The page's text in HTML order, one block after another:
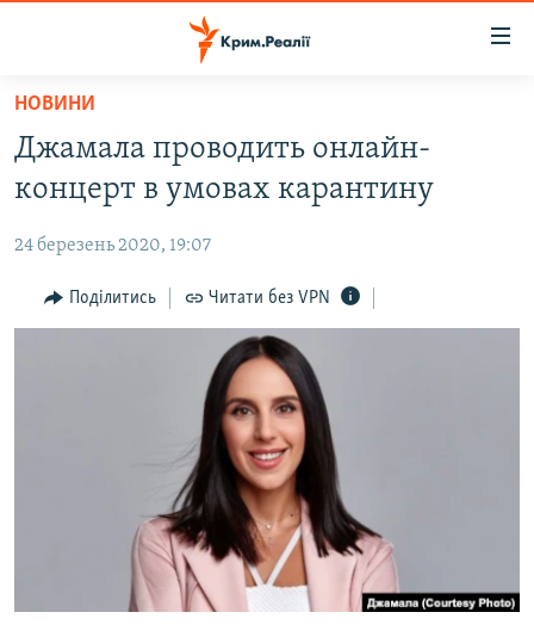
Перейти
основного
матеріалу
до
навігації
Перейти
ВОДА.КРИМ
ВІДЕО ТА ФОТО
ПОЛІТИКА
БЛОГИ
ВІДЕОУРОКИ «ELIFBE»
СВІДЧЕННЯ ОКУПАЦІЇ
ЯК ОБІЙТИ БЛОКУВАННЯ
Qırımtatar
НОВИНИ
Джамала проводить онлайн-
концерт в умовах карантину
24 березень 2020, 19:07
Поділитись Читати без VPN